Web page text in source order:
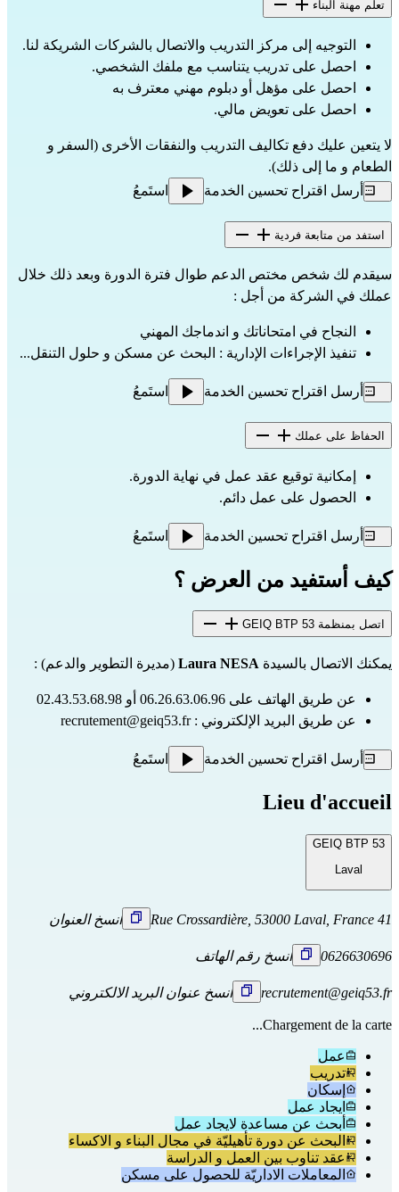
تعلّم مهنة البناء
التوجيه إلى مركز التدريب والاتصال بالشركات الشريكة لنا.
احصل على تدريب يتناسب مع ملفك الشخصي.
احصل على مؤهل أو دبلوم مهني معترف به
احصل على تعويض مالي.
الطعام و ما إلى ذلك).
أرسل اقتراح تحسين الخدمة
استَمعُ
استفد من متابعة فردية
عملك في الشركة من أجل :
النجاح في امتحاناتك و اندماجك المهني
تنفيذ الإجراءات الإدارية : البحث عن مسكن و حلول التنقل...
أرسل اقتراح تحسين الخدمة استَمعُ
الحفاظ على عملك
إمكانية توقيع عقد عمل في نهاية الدورة.
الحصول على عمل دائم.
أرسل اقتراح تحسين الخدمة استَمعُ
كيف أستفيد من العرض ؟
اتصل بمنظمة GEIQ BTP 53
يمكنك الاتصال بالسيدة Laura NESA (مديرة التطوير والدعم) :
عن طريق الهاتف على 06.26.63.06.96 أو 02.43.53.68.98
عن طريق البريد الإلكتروني : recrutement@geiq53.fr
أرسل اقتراح تحسين الخدمة استَمعُ
Lieu d'accueil
GEIQ BTP 53
Laval
41 Rue Crossardière, 53000 Laval, France انسخ العنوان
0626630696 انسخ رقم الهاتف
recrutement@geiq53.fr انسخ عنوان البريد الالكتروني
Chargement de la carte...
عمل
تدريب
إسكان
ايجاد عمل
أبحث عن مساعدة لايجاد عمل
البحث عن دورة تأهيليّة في مجال البناء و الاكساء
عقد تناوب بين العمل و الدراسة
المعاملات الاداريّة للحصول على مسكن